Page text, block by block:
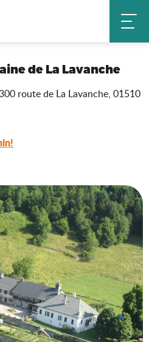
de La Lavanche
route de La Lavanche, 01510